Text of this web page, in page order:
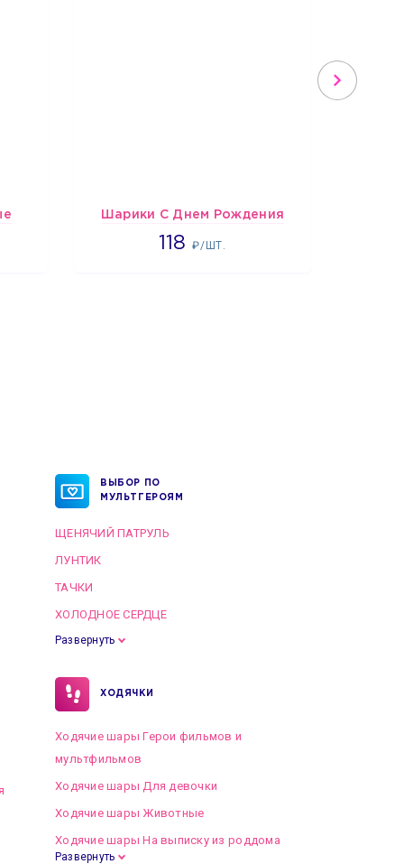
Шарики С Днем Рождения
118₽/ШТ.
1808
ВЫБОР ПО
МУЛЬТГЕРОЯМ
ЩЕНЯЧИЙ ПАТРУЛЬ
ЛУНТИК
ТАЧКИ
ХОЛОДНОЕ СЕРДЦЕ
Развернуть
ХОДЯЧКИ
Ходячие шары Герои фильмов и
мультфильмов
Ходячие шары Для девочки
Ходячие шары Животные
Ходячие шары На выписку из роддома
Развернуть